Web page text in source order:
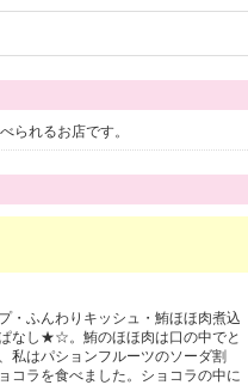
られるお店です。
・ふんわりキッシュ・鮪ほほ肉煮込
なし★☆。鮪のほほ肉は口の中でと
私はパションフルーツのソーダ割
コラを食べました。ショコラの中に